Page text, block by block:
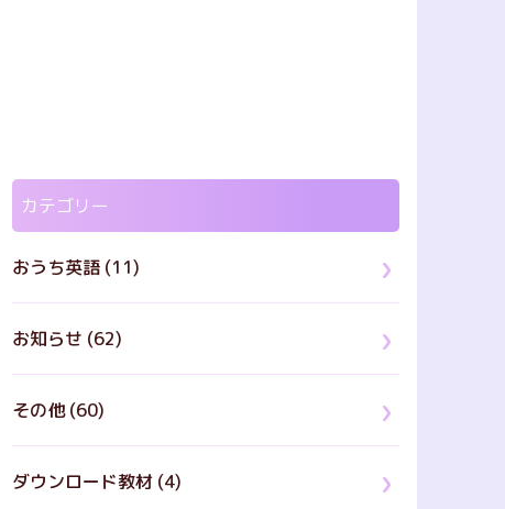
カテゴリー
おうち英語 (11)
お知らせ (62)
その他 (60)
ダウンロード教材 (4)